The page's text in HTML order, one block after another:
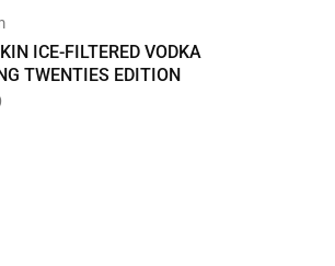
ICE-FILTERED VODKA
TWENTIES EDITION